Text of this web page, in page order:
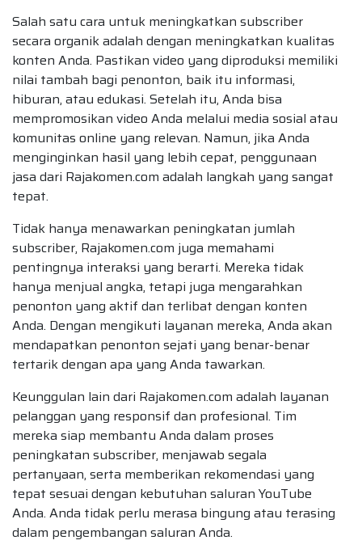
Salah satu cara untuk meningkatkan subscriber
secara organik adalah dengan meningkatkan kualitas
konten Anda. Pastikan video yang diproduksi memiliki
nilai tambah bagi penonton, baik itu informasi,
hiburan, atau edukasi. Setelah itu, Anda bisa
mempromosikan video Anda melalui media sosial atau
komunitas online yang relevan. Namun, jika Anda
menginginkan hasil yang lebih cepat, penggunaan
jasa dari Rajakomen.com adalah langkah yang sangat
tepat.
Tidak hanya menawarkan peningkatan jumlah
subscriber, Rajakomen.com juga memahami
pentingnya interaksi yang berarti. Mereka tidak
hanya menjual angka, tetapi juga mengarahkan
penonton yang aktif dan terlibat dengan konten
Anda. Dengan mengikuti layanan mereka, Anda akan
mendapatkan penonton sejati yang benar-benar
tertarik dengan apa yang Anda tawarkan.
Keunggulan lain dari Rajakomen.com adalah layanan
pelanggan yang responsif dan profesional. Tim
mereka siap membantu Anda dalam proses
peningkatan subscriber, menjawab segala
pertanyaan, serta memberikan rekomendasi yang
tepat sesuai dengan kebutuhan saluran YouTube
Anda. Anda tidak perlu merasa bingung atau terasing
dalam pengembangan saluran Anda.